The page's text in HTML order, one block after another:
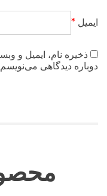
ایمیل *
ذخیره نام، ایمیل و
دوباره دیدگاهی